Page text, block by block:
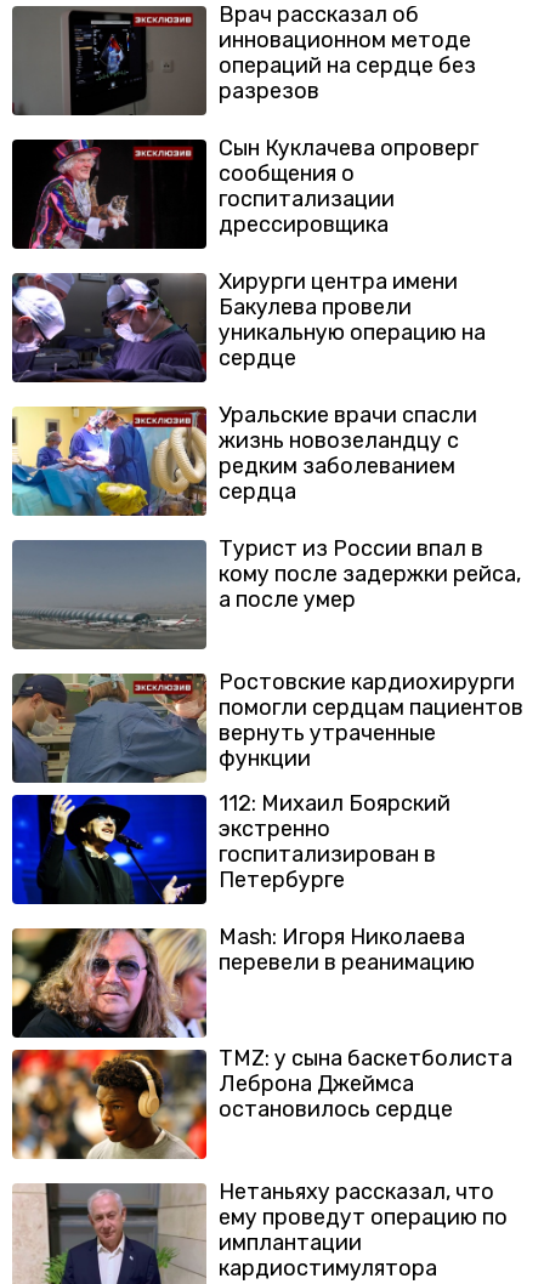
Врач рассказал об
инновационном методе
операций на сердце без
разрезов
Сын Куклачева опроверг
сообщения о
госпитализации
дрессировщика
Хирурги центра имени
Бакулева провели
уникальную операцию на
сердце
Уральские врачи спасли
жизнь новозеландцу с
редким заболеванием
сердца
Турист из России впал в
кому после задержки рейса,
а после умер
Ростовские кардиохирурги
помогли сердцам пациентов
вернуть утраченные
функции
112: Михаил Боярский
экстренно
госпитализирован в
Петербурге
Mash: Игоря Николаева
перевели в реанимацию
TMZ: у сына баскетболиста
Леброна Джеймса
остановилось сердце
Нетаньяху рассказал, что
ему проведут операцию по
имплантации
кардиостимулятора